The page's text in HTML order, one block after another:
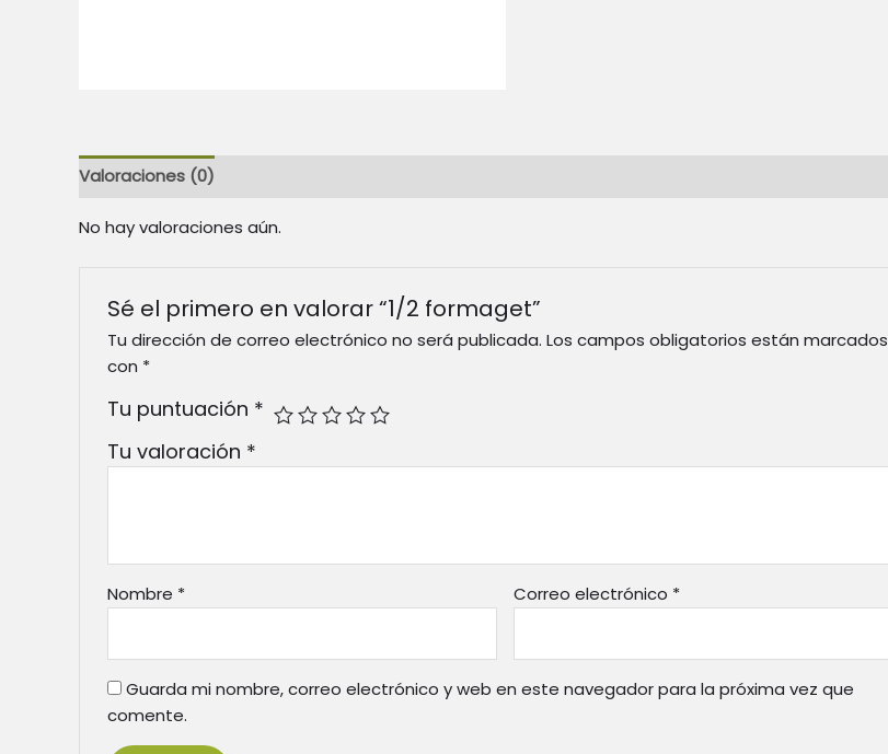
Valoraciones (0)
No hay valoraciones aún.
Sé el primero en valorar “1/2 formaget”
Tu dirección de correo electrónico no será publicada. Los campos obligatorios están marcados
con *
Tu puntuación *
Tu valoración *
Nombre * Correo electrónico *
Guarda mi nombre, correo electrónico y web en este navegador para la próxima vez que
comente.